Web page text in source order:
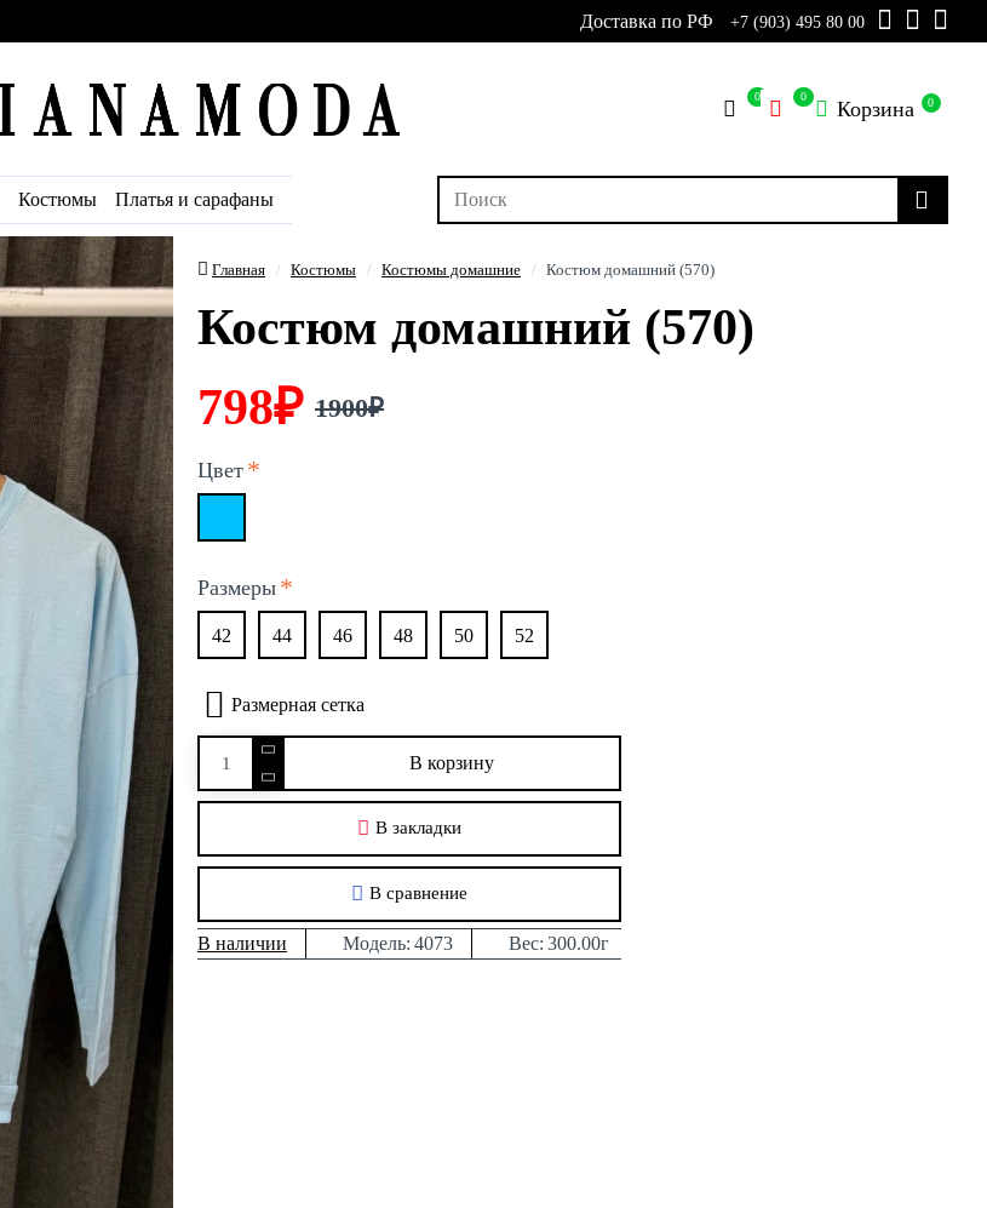
Доставка по РФ +7 (903) 495 80 00
0 0 Корзина 0
Костюмы Платья и сарафаны
Главная Костюмы Костюмы домашние Костюм домашний (570)
Костюм домашний (570)
В наличии Модель: 4073 Вес: 300.00г
798₽ 1900₽
Цвет
Размеры
42 44 46 48 50 52
В корзину
В закладки
В сравнение
Размерная сетка